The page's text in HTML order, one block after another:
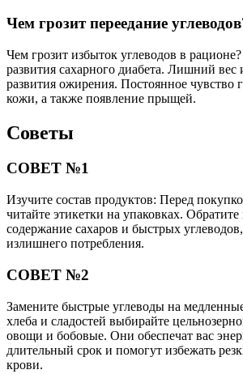
Чем грозит переедание
Чем грозит избыток углеводов в
развития сахарного диабета. Лишний
развития ожирения. Постоянное
кожи, а также появление прыщей.
Советы
СОВЕТ №1
Изучите состав продуктов: Перед
читайте этикетки на упаковках.
содержание сахаров и быстрых
излишнего потребления.
СОВЕТ №2
Замените быстрые углеводы на
хлеба и сладостей выбирайте
овощи и бобовые. Они обеспечат вас
длительный срок и помогут избежать
крови.